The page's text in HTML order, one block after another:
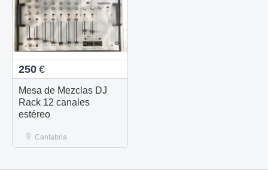
250 €
Mesa de Mezclas DJ
Rack 12 canales
estéreo
Cantabria